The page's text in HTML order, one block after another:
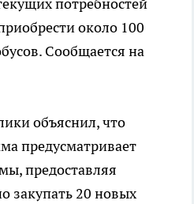
потребностей
около 100
Сообщается на
объяснил, что
предусматривает
предоставляя
закупать 20 новых